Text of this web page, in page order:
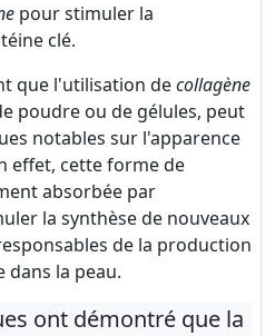
pour stimuler la
clé.
que l'utilisation decollagène
poudre ou de gélules, peut
notables sur l'apparence
effet, cette forme de
absorbée par
la synthèse de nouveaux
de la production
dans la peau.
ont démontré que la